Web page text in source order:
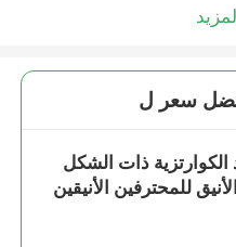
سعر ل
الكوارتزية ذات الشكل
للمحترفين الأنيقين